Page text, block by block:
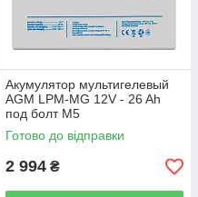
Акумулятор мультигелевый
AGM LPM-MG 12V - 26 Ah
под болт М5
Готово до відправки
2 994 ₴